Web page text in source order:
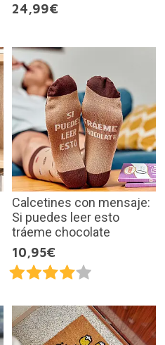
24,99€
Calcetines con mensaje:
Si puedes leer esto
tráeme chocolate
10,95€